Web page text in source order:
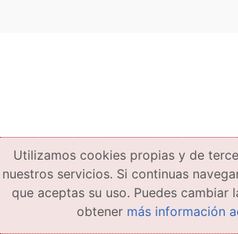
Utilizamos cookies propias y de
nuestros servicios. Si continuas
que aceptas su uso. Puedes cambiar
obtener más información